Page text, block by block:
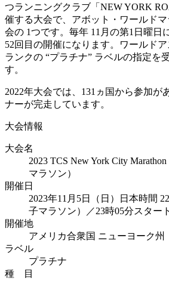
つランニングクラブ「NEW YORK
催する大会で、アボット・ワールド
会の 1つです。毎年 11月の第1日曜日
52回目の開催になります。ワールド
ランクの “プラチナ” ラベルの指定を
す。
2022年大会では、131ヵ国から参加が
ナーが完走しています。
大会情報
大会名
2023 TCS New York City
マラソン）
開催日
2023年11月5日（日）日本時間
子マラソン）／23時05分スター
開催地
アメリカ合衆国 ニューヨーク州
ラベル
プラチナ
種 目